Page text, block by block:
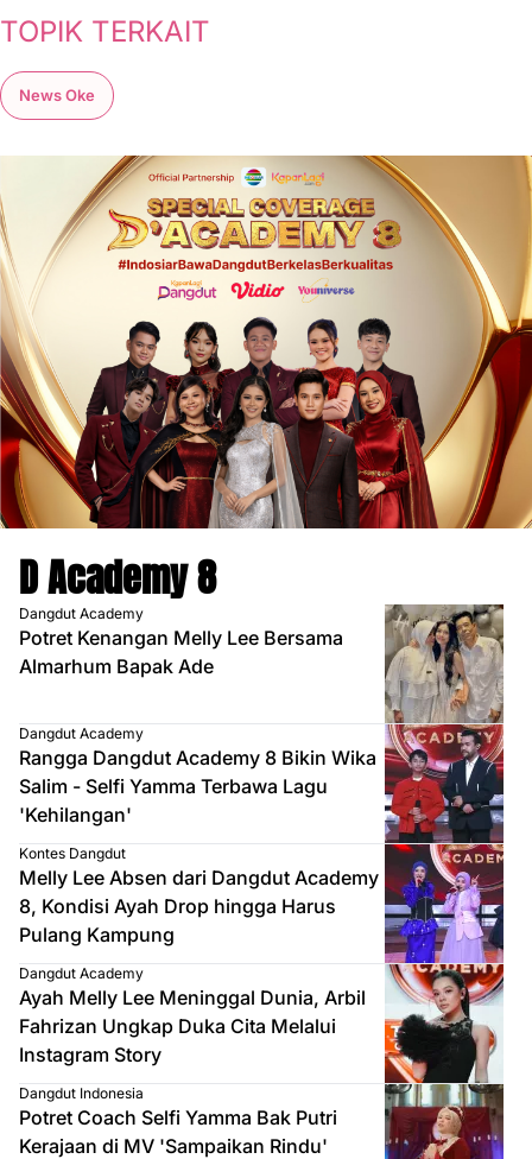
TOPIK TERKAIT
News Oke
D Academy 8
Dangdut Academy
Potret Kenangan Melly Lee Bersama
Almarhum Bapak Ade
Dangdut Academy
Rangga Dangdut Academy 8 Bikin Wika
Salim - Selfi Yamma Terbawa Lagu
'Kehilangan'
Kontes Dangdut
Melly Lee Absen dari Dangdut Academy
8, Kondisi Ayah Drop hingga Harus
Pulang Kampung
Dangdut Academy
Ayah Melly Lee Meninggal Dunia, Arbil
Fahrizan Ungkap Duka Cita Melalui
Instagram Story
Dangdut Indonesia
Potret Coach Selfi Yamma Bak Putri
Kerajaan di MV 'Sampaikan Rindu'